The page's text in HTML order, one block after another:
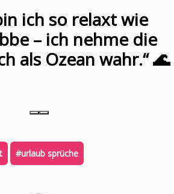
ich so relaxt wie
– ich nehme die
als Ozean wahr.“ 🌊
#urlaub sprüche